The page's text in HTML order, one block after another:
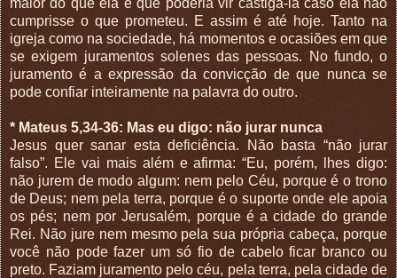
cumprisse o que prometeu. E assim é até hoje. Tanto na
igreja como na sociedade, há momentos e ocasiões em que
se exigem juramentos solenes das pessoas. No fundo, o
juramento é a expressão da convicção de que nunca se
pode confiar inteiramente na palavra do outro.
* Mateus 5,34-36: Mas eu digo: não jurar nunca
Jesus quer sanar esta deficiência. Não basta “não jurar
falso”. Ele vai mais além e afirma: “Eu, porém, lhes digo:
não jurem de modo algum: nem pelo Céu, porque é o trono
de Deus; nem pela terra, porque é o suporte onde ele apoia
os pés; nem por Jerusalém, porque é a cidade do grande
Rei. Não jure nem mesmo pela sua própria cabeça, porque
você não pode fazer um só fio de cabelo ficar branco ou
preto. Faziam juramento pelo céu, pela terra, pela cidade de